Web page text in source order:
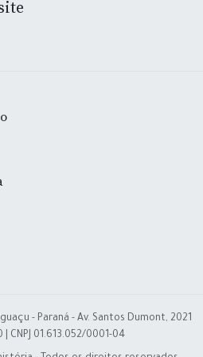
- Paraná - Av. Santos Dumont, 2021
| CNPJ 01.613.052/0001-04